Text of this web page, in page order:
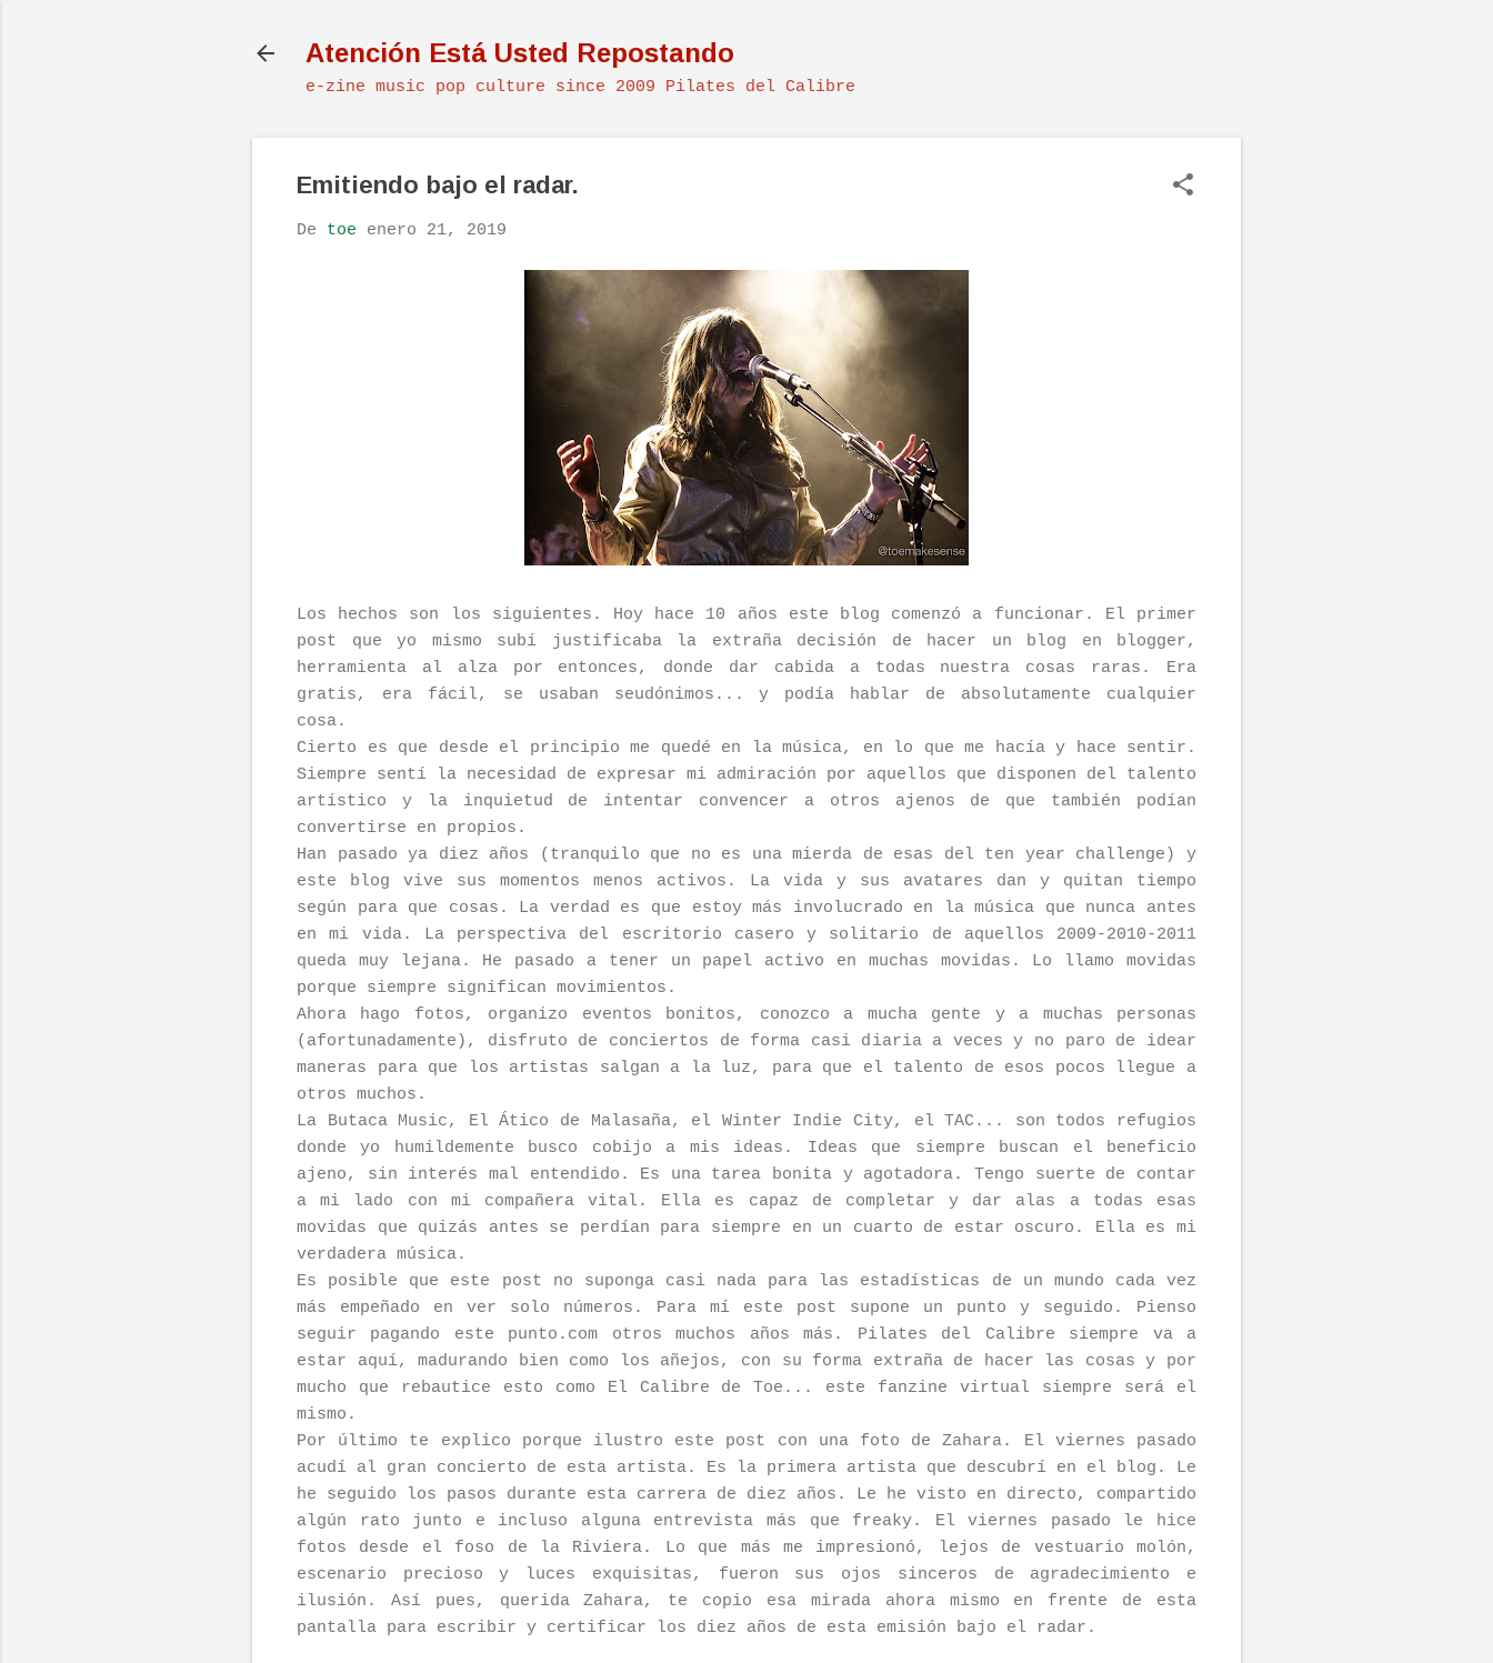
Atención Está Usted Repostando
e-zine music pop culture since 2009 Pilates del Calibre
Emitiendo bajo el radar.
De toe enero 21, 2019
Los hechos son los siguientes. Hoy hace 10 años este blog comenzó a funcionar. El primer
post que yo mismo subí justificaba la extraña decisión de hacer un blog en blogger,
herramienta al alza por entonces, donde dar cabida a todas nuestra cosas raras. Era
gratis, era fácil, se usaban seudónimos... y podía hablar de absolutamente cualquier
cosa.
Cierto es que desde el principio me quedé en la música, en lo que me hacía y hace sentir.
Siempre sentí la necesidad de expresar mi admiración por aquellos que disponen del talento
artístico y la inquietud de intentar convencer a otros ajenos de que también podían
convertirse en propios.
Han pasado ya diez años (tranquilo que no es una mierda de esas del ten year challenge) y
este blog vive sus momentos menos activos. La vida y sus avatares dan y quitan tiempo
según para que cosas. La verdad es que estoy más involucrado en la música que nunca antes
en mi vida. La perspectiva del escritorio casero y solitario de aquellos 2009-2010-2011
queda muy lejana. He pasado a tener un papel activo en muchas movidas. Lo llamo movidas
porque siempre significan movimientos.
Ahora hago fotos, organizo eventos bonitos, conozco a mucha gente y a muchas personas
(afortunadamente), disfruto de conciertos de forma casi diaria a veces y no paro de idear
maneras para que los artistas salgan a la luz, para que el talento de esos pocos llegue a
otros muchos.
La Butaca Music, El Ático de Malasaña, el Winter Indie City, el TAC... son todos refugios
donde yo humildemente busco cobijo a mis ideas. Ideas que siempre buscan el beneficio
ajeno, sin interés mal entendido. Es una tarea bonita y agotadora. Tengo suerte de contar
a mi lado con mi compañera vital. Ella es capaz de completar y dar alas a todas esas
movidas que quizás antes se perdían para siempre en un cuarto de estar oscuro. Ella es mi
verdadera música.
Es posible que este post no suponga casi nada para las estadísticas de un mundo cada vez
más empeñado en ver solo números. Para mí este post supone un punto y seguido. Pienso
seguir pagando este punto.com otros muchos años más. Pilates del Calibre siempre va a
estar aquí, madurando bien como los añejos, con su forma extraña de hacer las cosas y por
mucho que rebautice esto como El Calibre de Toe... este fanzine virtual siempre será el
mismo.
Por último te explico porque ilustro este post con una foto de Zahara. El viernes pasado
acudí al gran concierto de esta artista. Es la primera artista que descubrí en el blog. Le
he seguido los pasos durante esta carrera de diez años. Le he visto en directo, compartido
algún rato junto e incluso alguna entrevista más que freaky. El viernes pasado le hice
fotos desde el foso de la Riviera. Lo que más me impresionó, lejos de vestuario molón,
escenario precioso y luces exquisitas, fueron sus ojos sinceros de agradecimiento e
ilusión. Así pues, querida Zahara, te copio esa mirada ahora mismo en frente de esta
pantalla para escribir y certificar los diez años de esta emisión bajo el radar.